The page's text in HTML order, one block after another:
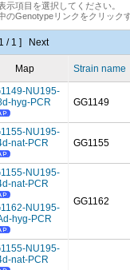
示項目を選択してください。
のGenotypeリンクをクリック
/ 1 ] Next
Map Strain name
NU195-
hyg-PCR
GG1149
NU195-
nat-PCR
GG1155
NU195-
nat-PCR
NU195-
hyg-PCR
GG1162
NU195-
nat-PCR